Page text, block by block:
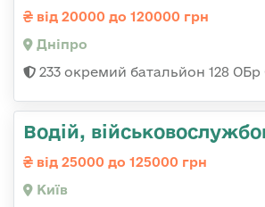
від 20000 до 120000 грн
Дніпро
233 окремий батальйон 128
Водій,
від 25000 до 125000 грн
Київ